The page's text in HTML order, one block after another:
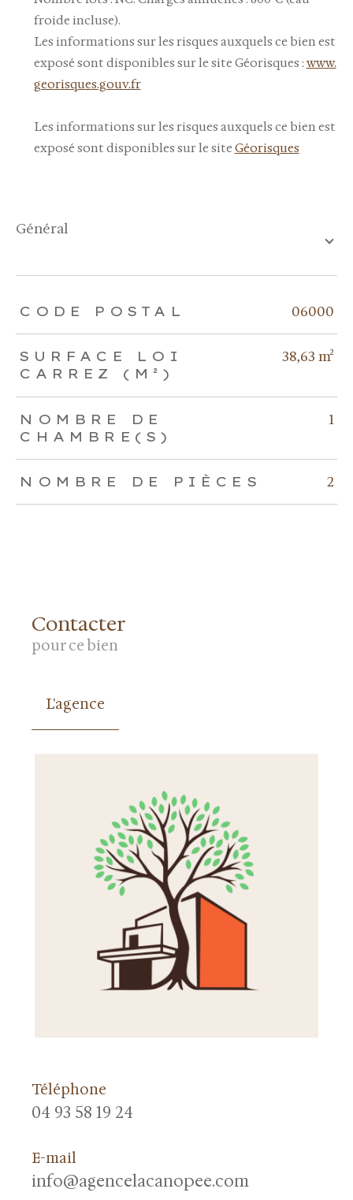
froide incluse).
Les informations sur les risques auxquels ce bien est
exposé sont disponibles sur le site Géorisques : www.
georisques.gouv.fr
Les informations sur les risques auxquels ce bien est
exposé sont disponibles sur le site Géorisques
général
TRAD_ZEPHYR_Caracteristique TRAD_ZEPHYR_Valeurs
CODE POSTAL 06000
SURFACE LOI
CARREZ (M²)
38,63 m²
NOMBRE DE
CHAMBRE(S)
1
NOMBRE DE PIÈCES 2
Contacter
pour ce bien
L'agence
Téléphone
04 93 58 19 24
E-mail
info@agencelacanopee.com